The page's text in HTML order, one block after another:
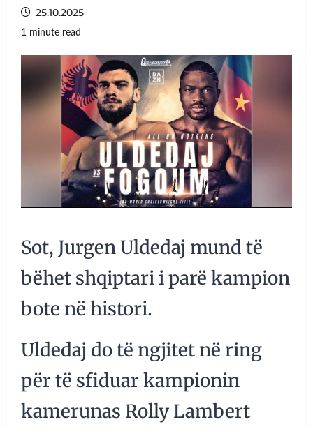
25.10.2025
1 minute read
Sot, Jurgen Uldedaj mund të
bëhet shqiptari i parë kampion
bote në histori.
Uldedaj do të ngjitet në ring
për të sfiduar kampionin
kamerunas Rolly Lambert